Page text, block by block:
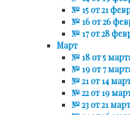
№ 15 от 21
№ 16 от 26
№ 17 от 28
Март
№ 18 от 5
№ 19 от 7
№ 21 от 14
№ 22 от 19
№ 23 от 21